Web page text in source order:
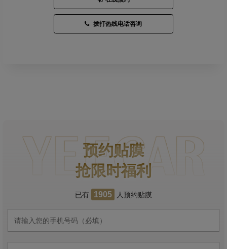
拨打热线电话咨询
预约贴膜
抢限时福利
已有 1905 人预约贴膜